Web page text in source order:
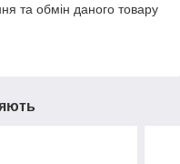
та обмін даного товару